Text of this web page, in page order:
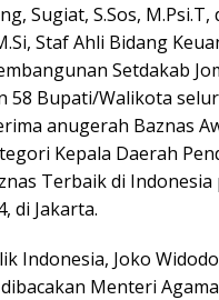
Sugiat, S.Sos,
Staf Ahli Bidang
Setdakab
58 Bupati/Walikota
anugerah Baznas
Kepala Daerah
Terbaik di Indonesia
di Jakarta.
Indonesia, Joko
Menteri